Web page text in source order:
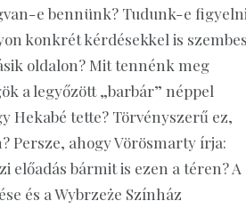
e bennünk? Tudunk-e
konkrét kérdésekkel is
oldalon? Mit tennénk meg
a legyőzött „barbár” néppel
Hekabé tette? Törvényszerű ez,
Persze, ahogy Vörösmarty írja:
előadás bármit is ezen a téren? A
és a Wybrzeże Színház